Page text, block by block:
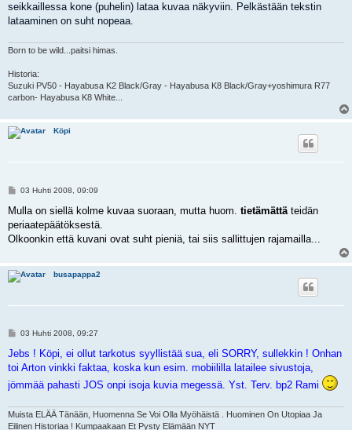
seikkaillessa kone (puhelin) lataa kuvaa näkyviin. Pelkästään tekstin
lataaminen on suht nopeaa.
Born to be wild...paitsi himas.
Historia:
Suzuki PV50 - Hayabusa K2 Black/Gray - Hayabusa K8 Black/Gray+yoshimura R77
carbon- Hayabusa K8 White...
Köpi
V
e
t
i
03 Huhti 2008, 09:09
Mulla on siellä kolme kuvaa suoraan, mutta huom. tietämättä teidän
periaatepäätöksestä.
Olkoonkin että kuvani ovat suht pieniä, tai siis sallittujen rajamailla...
busapappa2
V
e
t
03 Huhti 2008, 09:27
Jebs ! Köpi, ei ollut tarkotus syyllistää sua, eli SORRY, sullekkin ! Onhan
toi Arton vinkki faktaa, koska kun esim. mobiililla latailee sivustoja,
jömmää pahasti JOS onpi isoja kuvia megessä. Yst. Terv. bp2 Rami
Muista ELÄÄ Tänään, Huomenna Se Voi Olla Myöhäistä . Huominen On Utopiaa Ja
Eilinen Historiaa ! Kumpaakaan Et Pysty Elämään NYT